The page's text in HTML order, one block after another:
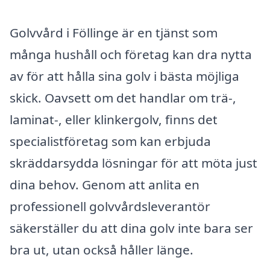
Golvvård i Föllinge är en tjänst som
många hushåll och företag kan dra nytta
av för att hålla sina golv i bästa möjliga
skick. Oavsett om det handlar om trä-,
laminat-, eller klinkergolv, finns det
specialistföretag som kan erbjuda
skräddarsydda lösningar för att möta just
dina behov. Genom att anlita en
professionell golvvårdsleverantör
säkerställer du att dina golv inte bara ser
bra ut, utan också håller länge.